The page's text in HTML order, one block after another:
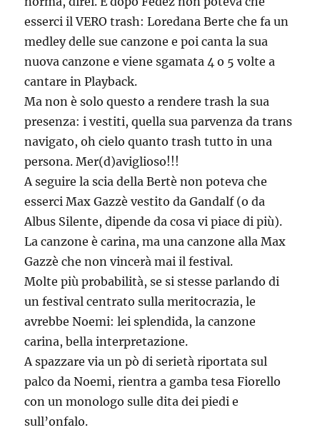
esserci il VERO trash: Loredana Berte che fa un
medley delle sue canzone e poi canta la sua
nuova canzone e viene sgamata 4 o 5 volte a
cantare in Playback.
Ma non è solo questo a rendere trash la sua
presenza: i vestiti, quella sua parvenza da trans
navigato, oh cielo quanto trash tutto in una
persona. Mer(d)aviglioso!!!
A seguire la scia della Bertè non poteva che
esserci Max Gazzè vestito da Gandalf (o da
Albus Silente, dipende da cosa vi piace di più).
La canzone è carina, ma una canzone alla Max
Gazzè che non vincerà mai il festival.
Molte più probabilità, se si stesse parlando di
un festival centrato sulla meritocrazia, le
avrebbe Noemi: lei splendida, la canzone
carina, bella interpretazione.
A spazzare via un pò di serietà riportata sul
palco da Noemi, rientra a gamba tesa Fiorello
con un monologo sulle dita dei piedi e
sull’onfalo.